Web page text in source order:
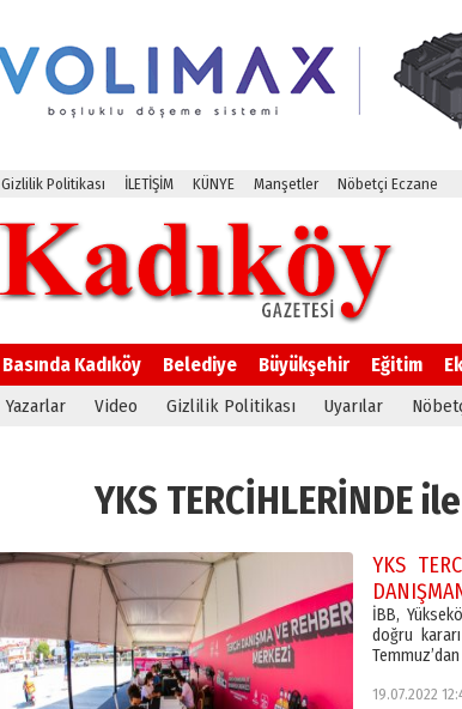
Gizlilik Politikası İLETİŞİM KÜNYE Manşetler Nöbetçi Eczane
Basında Kadıköy Belediye Büyükşehir Eğitim
Yazarlar Video Gizlilik Politikası Uyarılar
YKS TERCİHLERİNDE
YKS
İBB,
doğru
19.07.2022